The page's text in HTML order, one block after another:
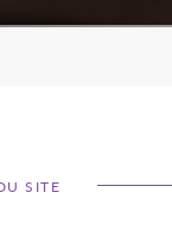
SITE